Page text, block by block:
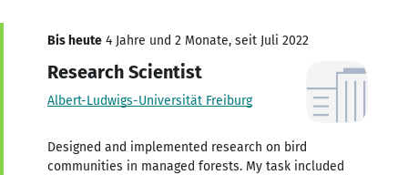
Bis heute 4 Jahre und 2 Monate, seit Juli 2022
Research Scientist
Albert-Ludwigs-Universität Freiburg
Designed and implemented research on bird
communities in managed forests. My task included